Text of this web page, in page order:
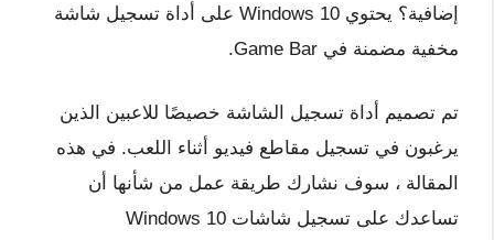
إضافية؟ يحتوي Windows 10 على أداة تسجيل شاشة
مخفية مضمنة في Game Bar.
تم تصميم أداة تسجيل الشاشة خصيصًا للاعبين الذين
يرغبون في تسجيل مقاطع فيديو أثناء اللعب. في هذه
المقالة ، سوف نشارك طريقة عمل من شأنها أن
تساعدك على تسجيل شاشات Windows 10